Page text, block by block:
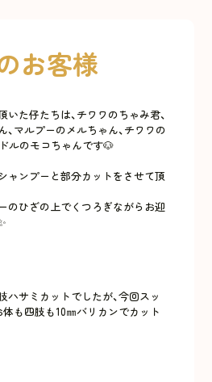
お客様
た仔たちは、チワワのちゃみ君、
マルプーのメルちゃん、チワワの
ルのモコちゃんです🐶
ャンプーと部分カットをさせて頂
のひざの上でくつろぎながらお迎
ハサミカットでしたが、今回スッ
体も四肢も10㎜バリカンでカット